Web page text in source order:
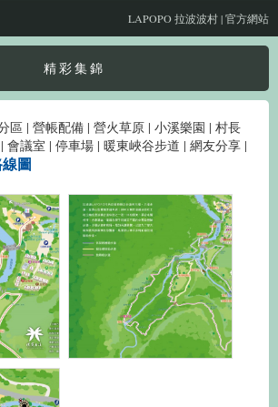
精彩集錦
區 | 營帳配備 | 營火草原 | 小溪樂園 | 村長
| 會議室 | 停車場 | 暖東峽谷步道 | 網友分享 |
圖
LAPOPO 拉波波村 | 官方網站